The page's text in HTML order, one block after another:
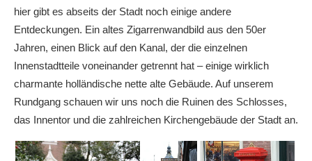
hier gibt es abseits der Stadt noch einige andere
Entdeckungen. Ein altes Zigarrenwandbild aus den 50er
Jahren, einen Blick auf den Kanal, der die einzelnen
Innenstadtteile voneinander getrennt hat – einige wirklich
charmante holländische nette alte Gebäude. Auf unserem
Rundgang schauen wir uns noch die Ruinen des Schlosses,
das Innentor und die zahlreichen Kirchengebäude der Stadt an.